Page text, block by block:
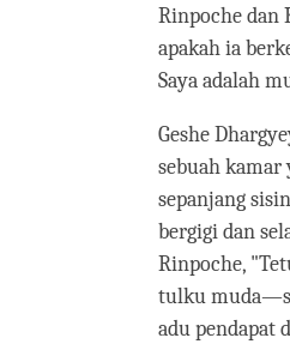
Rinpoche dan
apakah ia
Saya adalah
Geshe
sebuah
sepanjang
bergigi dan
Rinpoche,
tulku
adu pendapat